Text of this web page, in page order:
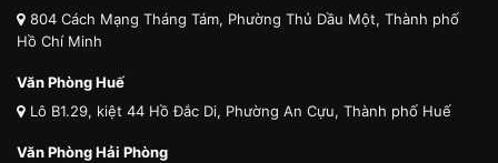
804 Cách Mạng Tháng Tám, Phường Thủ Dầu Một, Thành phố
Hồ Chí Minh
Văn Phòng Huế
Lô B1.29, kiệt 44 Hồ Đắc Di, Phường An Cựu, Thành phố Huế
Văn Phòng Hải Phòng